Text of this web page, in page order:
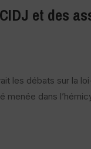
et des
les débats sur la
dans